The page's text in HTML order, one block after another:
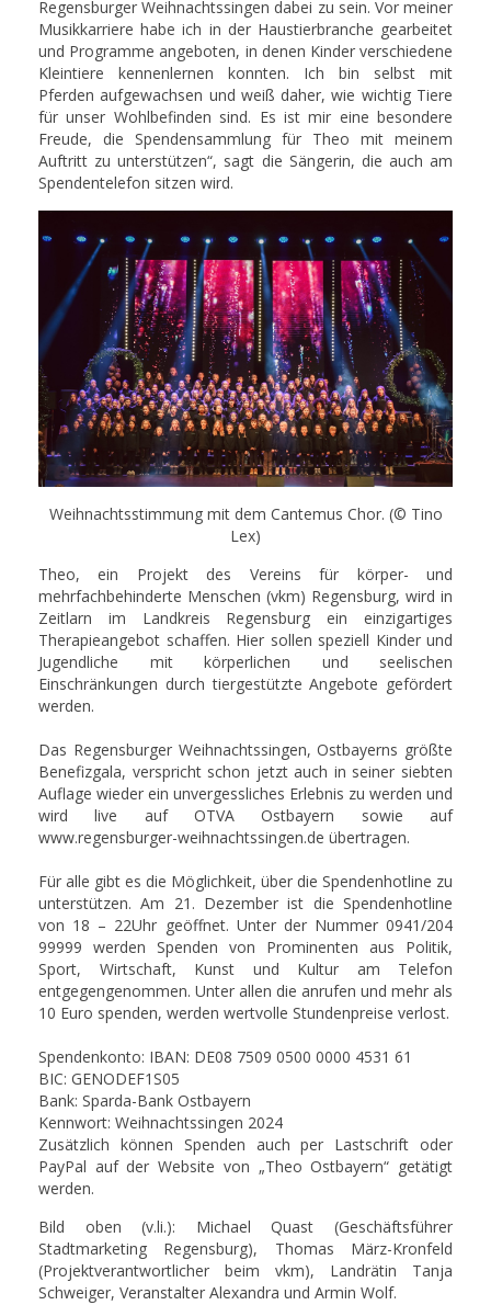
Regensburger Weihnachtssingen dabei zu sein. Vor meiner
Musikkarriere habe ich in der Haustierbranche gearbeitet
und Programme angeboten, in denen Kinder verschiedene
Kleintiere kennenlernen konnten. Ich bin selbst mit
Pferden aufgewachsen und weiß daher, wie wichtig Tiere
für unser Wohlbefinden sind. Es ist mir eine besondere
Freude, die Spendensammlung für Theo mit meinem
Auftritt zu unterstützen“, sagt die Sängerin, die auch am
Spendentelefon sitzen wird.
Weihnachtsstimmung mit dem Cantemus Chor. (© Tino
Lex)
Theo, ein Projekt des Vereins für körper- und
mehrfachbehinderte Menschen (vkm) Regensburg, wird in
Zeitlarn im Landkreis Regensburg ein einzigartiges
Therapieangebot schaffen. Hier sollen speziell Kinder und
Jugendliche mit körperlichen und seelischen
Einschränkungen durch tiergestützte Angebote gefördert
werden.
Das Regensburger Weihnachtssingen, Ostbayerns größte
Benefizgala, verspricht schon jetzt auch in seiner siebten
Auflage wieder ein unvergessliches Erlebnis zu werden und
wird live auf OTVA Ostbayern sowie auf
www.regensburger-weihnachtssingen.de übertragen.
Für alle gibt es die Möglichkeit, über die Spendenhotline zu
unterstützen. Am 21. Dezember ist die Spendenhotline
von 18 – 22Uhr geöffnet. Unter der Nummer 0941/204
99999 werden Spenden von Prominenten aus Politik,
Sport, Wirtschaft, Kunst und Kultur am Telefon
entgegengenommen. Unter allen die anrufen und mehr als
10 Euro spenden, werden wertvolle Stundenpreise verlost.
Spendenkonto: IBAN: DE08 7509 0500 0000 4531 61
BIC: GENODEF1S05
Bank: Sparda-Bank Ostbayern
Kennwort: Weihnachtssingen 2024
Zusätzlich können Spenden auch per Lastschrift oder
PayPal auf der Website von „Theo Ostbayern“ getätigt
werden.
Bild oben (v.li.): Michael Quast (Geschäftsführer
Stadtmarketing Regensburg), Thomas März-Kronfeld
(Projektverantwortlicher beim vkm), Landrätin Tanja
Schweiger, Veranstalter Alexandra und Armin Wolf.